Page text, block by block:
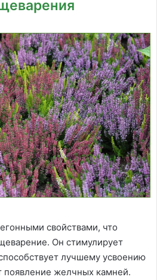
свойствами, что
Он стимулирует
лучшему усвоению
желчных камней.